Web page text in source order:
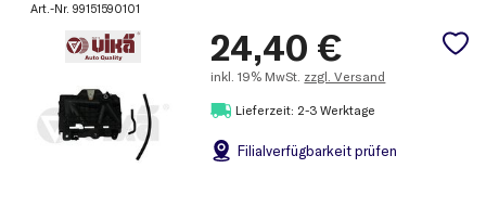
Art.-Nr.99151590101
24,40 €
inkl. 19% MwSt. zzgl. Versand
Lieferzeit: 2-3 Werktage
Filialverfügbarkeit prüfen